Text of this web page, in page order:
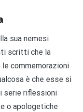
sua nemesi
scritti che la
commemorazioni
è che esse si
serie riflessioni
o apologetiche